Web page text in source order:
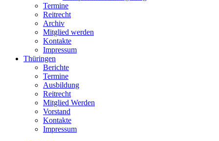
Termine
Reitrecht
Archiv
Mitglied werden
Kontakte
Impressum
Thüringen
Berichte
Termine
Ausbildung
Reitrecht
Mitglied Werden
Vorstand
Kontakte
Impressum